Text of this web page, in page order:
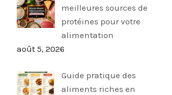
meilleures sources de
protéines pour votre
alimentation
août 5, 2026
Guide pratique des
aliments riches en